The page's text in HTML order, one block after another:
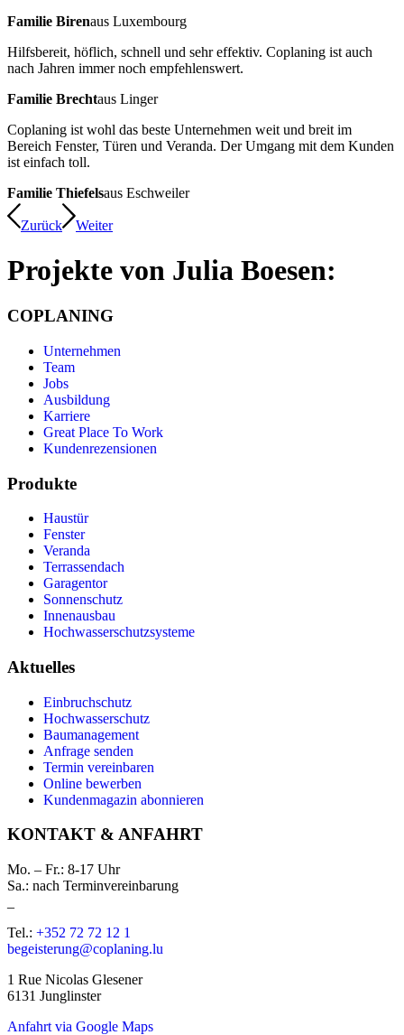
Familie Birenaus Luxembourg
Hilfsbereit, höflich, schnell und sehr effektiv. Coplaning ist auch
nach Jahren immer noch empfehlenswert.
Familie Brechtaus Linger
Coplaning ist wohl das beste Unternehmen weit und breit im
Bereich Fenster, Türen und Veranda. Der Umgang mit dem Kunden
ist einfach toll.
Familie Thiefelsaus Eschweiler
Zurück Weiter
Projekte von Julia Boesen:
COPLANING
Unternehmen
Team
Jobs
Ausbildung
Karriere
Great Place To Work
Kundenrezensionen
Produkte
Haustür
Fenster
Veranda
Terrassendach
Garagentor
Sonnenschutz
Innenausbau
Hochwasserschutzsysteme
Aktuelles
Einbruchschutz
Hochwasserschutz
Baumanagement
Anfrage senden
Termin vereinbaren
Online bewerben
Kundenmagazin abonnieren
KONTAKT & ANFAHRT
Mo. – Fr.: 8-17 Uhr
Sa.: nach Terminvereinbarung
Tel.: +352 72 72 12 1
begeisterung@coplaning.lu
1 Rue Nicolas Glesener
6131 Junglinster
Anfahrt via Google Maps